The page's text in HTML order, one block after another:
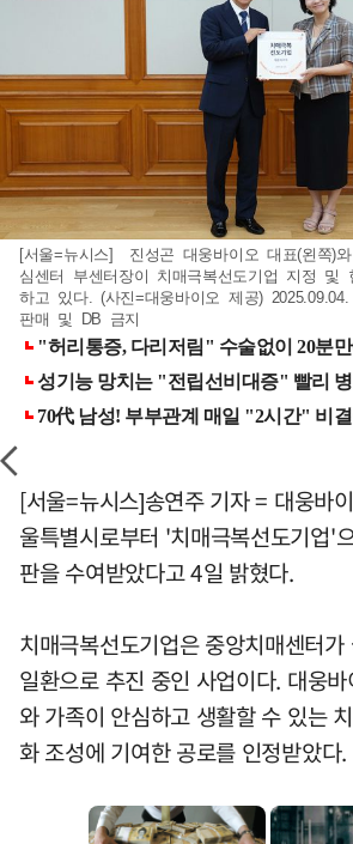
[서울=뉴시스] 진성곤 대웅바이오 대표(왼쪽)
심센터 부센터장이 치매극복선도기업 지정 및
하고 있다. (사진=대웅바이오 제공)
판매 및 DB 금지
[서울=뉴시스]송연주 기자 = 대웅바
울특별시로부터 '치매극복선도기업'
판을 수여받았다고 4일 밝혔다.
치매극복선도기업은 중앙치매센터가
일환으로 추진 중인 사업이다. 대웅
와 가족이 안심하고 생활할 수 있는
화 조성에 기여한 공로를 인정받았다.